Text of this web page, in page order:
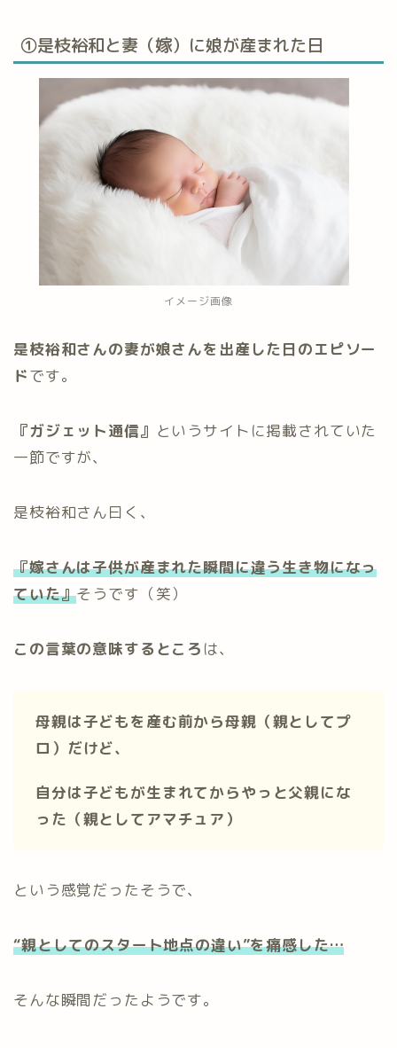
①是枝裕和と妻（嫁）に娘が産まれた日
イメージ画像
是枝裕和さんの妻が娘さんを出産した日のエピソー
ドです。
『ガジェット通信』 というサイトに掲載されていた
一節ですが、
是枝裕和さん曰く、
『嫁さんは子供が産まれた瞬間に違う生き物になっ
ていた』そうです（笑）
この言葉の意味するところ は、
母親は子どもを産む前から母親（親としてプ
ロ）だけど、
自分は子どもが生まれてからやっと父親にな
った（親としてアマチュア）
という感覚だったそうで、
“親としてのスタート地点の違い”を痛感した…
そんな瞬間だったようです。